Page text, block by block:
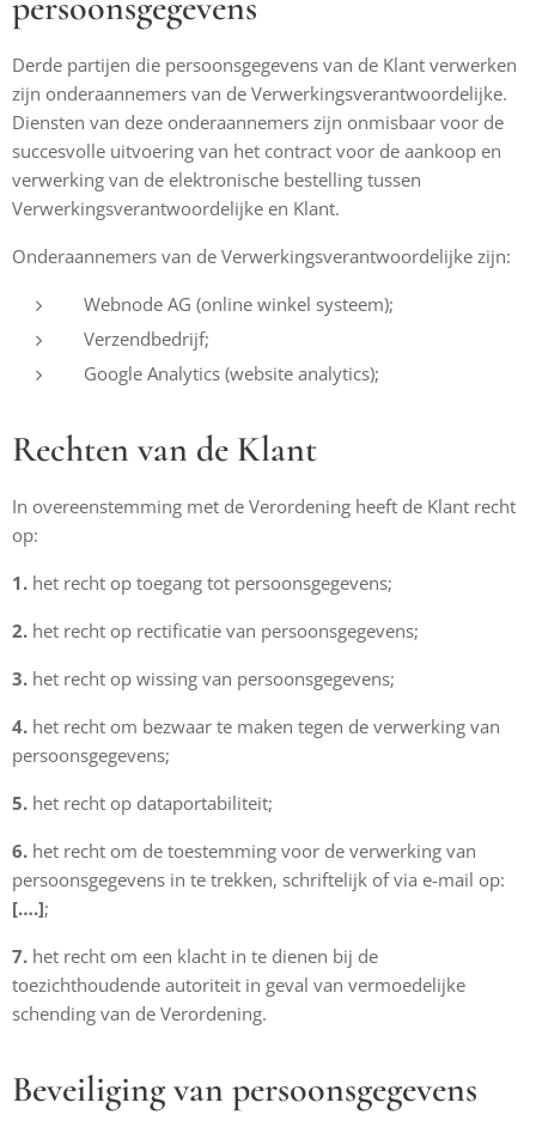
Derde partijen die persoonsgegevens van de Klant verwerken
zijn onderaannemers van de Verwerkingsverantwoordelijke.
Diensten van deze onderaannemers zijn onmisbaar voor de
succesvolle uitvoering van het contract voor de aankoop en
verwerking van de elektronische bestelling tussen
Verwerkingsverantwoordelijke en Klant.
Onderaannemers van de Verwerkingsverantwoordelijke zijn:
Webnode AG (online winkel systeem);
Verzendbedrijf;
Google Analytics (website analytics);
Rechten van de Klant
In overeenstemming met de Verordening heeft de Klant recht
op:
1. het recht op toegang tot persoonsgegevens;
2. het recht op rectificatie van persoonsgegevens;
3. het recht op wissing van persoonsgegevens;
4. het recht om bezwaar te maken tegen de verwerking van
persoonsgegevens;
5. het recht op dataportabiliteit;
6. het recht om de toestemming voor de verwerking van
persoonsgegevens in te trekken, schriftelijk of via e-mail op:
[….];
7. het recht om een klacht in te dienen bij de
toezichthoudende autoriteit in geval van vermoedelijke
schending van de Verordening.
Beveiliging van persoonsgegevens